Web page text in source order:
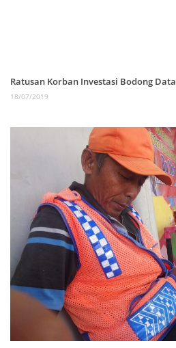
Ratusan Korban Investasi Bodong
18/07/2019